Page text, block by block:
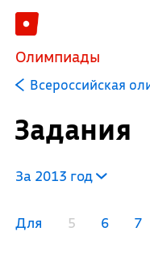
Олимпиады
Всероссийская
Задания
За 2013 год
Для 5 6 7